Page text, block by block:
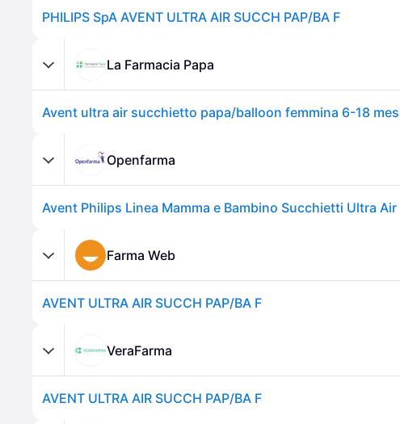
PHILIPS SpA AVENT ULTRA AIR SUCCH PAP/BA F
La Farmacia Papa
Openfarma
Farma Web
AVENT ULTRA AIR SUCCH PAP/BA F
VeraFarma
AVENT ULTRA AIR SUCCH PAP/BA F